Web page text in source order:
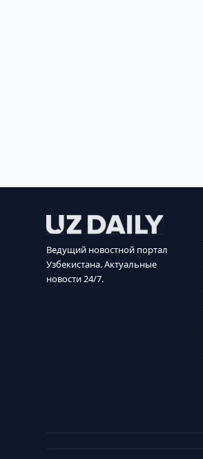
Ведущий новостной портал
Узбекистана. Актуальные
новости 24/7.